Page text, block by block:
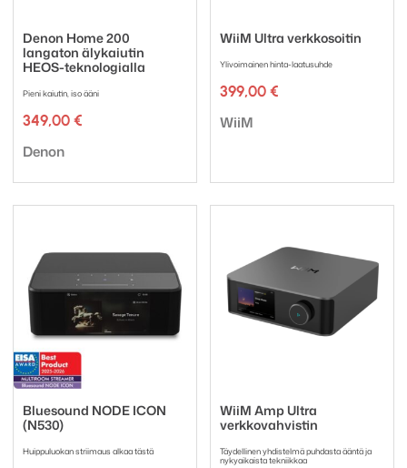
Denon Home 200
langaton älykaiutin
HEOS-teknologialla
Pieni kaiutin, iso ääni
349,00 €
Tuotemerkki:
Denon
WiiM Ultra verkkosoitin
Ylivoimainen hinta-laatusuhde
399,00 €
Tuotemerkki:
WiiM
Bluesound NODE ICON
(N530)
Huippuluokan striimaus alkaa tästä
WiiM Amp Ultra
verkkovahvistin
Täydellinen yhdistelmä puhdasta ääntä ja
nykyaikaista tekniikkaa